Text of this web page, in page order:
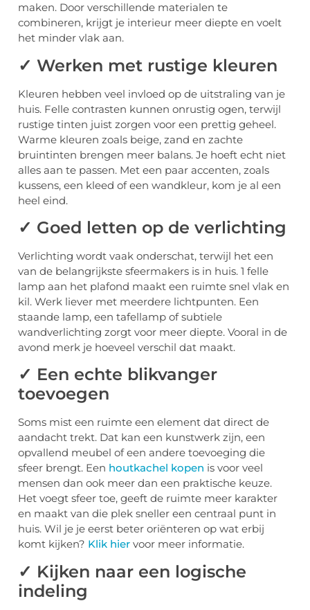
maken. Door verschillende materialen te
combineren, krijgt je interieur meer diepte en voelt
het minder vlak aan.
✓ Werken met rustige kleuren
Kleuren hebben veel invloed op de uitstraling van je
huis. Felle contrasten kunnen onrustig ogen, terwijl
rustige tinten juist zorgen voor een prettig geheel.
Warme kleuren zoals beige, zand en zachte
bruintinten brengen meer balans. Je hoeft echt niet
alles aan te passen. Met een paar accenten, zoals
kussens, een kleed of een wandkleur, kom je al een
heel eind.
✓ Goed letten op de verlichting
Verlichting wordt vaak onderschat, terwijl het een
van de belangrijkste sfeermakers is in huis. 1 felle
lamp aan het plafond maakt een ruimte snel vlak en
kil. Werk liever met meerdere lichtpunten. Een
staande lamp, een tafellamp of subtiele
wandverlichting zorgt voor meer diepte. Vooral in de
avond merk je hoeveel verschil dat maakt.
✓ Een echte blikvanger
toevoegen
Soms mist een ruimte een element dat direct de
aandacht trekt. Dat kan een kunstwerk zijn, een
opvallend meubel of een andere toevoeging die
sfeer brengt. Een houtkachel kopen is voor veel
mensen dan ook meer dan een praktische keuze.
Het voegt sfeer toe, geeft de ruimte meer karakter
en maakt van die plek sneller een centraal punt in
huis. Wil je je eerst beter oriënteren op wat erbij
komt kijken? Klik hier voor meer informatie.
✓ Kijken naar een logische
indeling